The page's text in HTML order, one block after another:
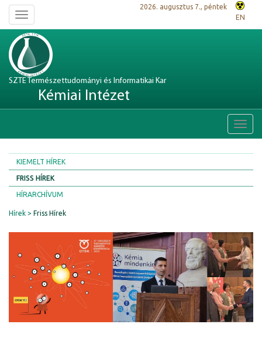
Toggle
navigation
2026. augusztus 7., péntek
EN
SZTE Természettudományi és Informatikai Kar
Kémiai Intézet
KIEMELT HÍREK
FRISS HÍREK
HÍRARCHÍVUM
Hírek Friss Hírek